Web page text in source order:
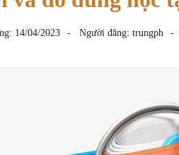
14/04/2023 Người đăng: trungph